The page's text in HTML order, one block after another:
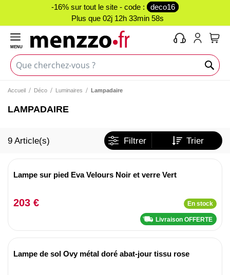
-16% sur tout le site - code :
deco16
Plus que 02j 12h 33min 58s
MENU
Accueil Déco Luminaires Lampadaire
LAMPADAIRE
9 Article(s) Filtrer Trier
Lampe sur pied Eva Velours Noir et verre Vert
203 € En stock
Livraison OFFERTE
Lampe de sol Ovy métal doré abat-jour tissu rose